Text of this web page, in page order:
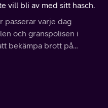
vill bli av med sitt hasch.
passerar varje dag
och gränspolisen i
bekämpa brott på